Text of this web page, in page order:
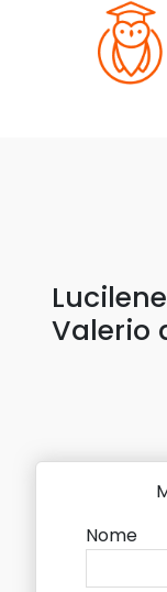
Lucilene
Valerio
Nome